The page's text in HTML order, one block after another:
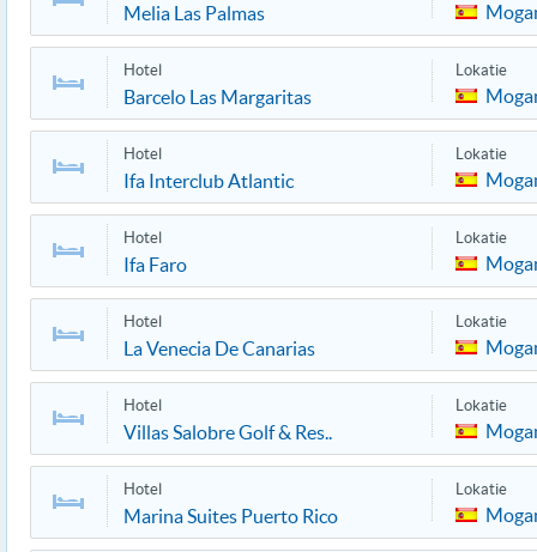
Melia Las Palmas
Hotel
Barcelo Las Margaritas
Lokatie
Hotel
Ifa Interclub Atlantic
Lokatie
Hotel
Ifa Faro
Lokatie
Hotel
La Venecia De Canarias
Lokatie
Hotel
Villas Salobre Golf & Res..
Lokatie
Hotel
Marina Suites Puerto Rico
Lokatie